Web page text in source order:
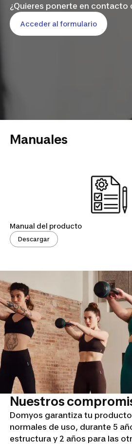
¿Quieres ponerte en contacto
Acceder al formulario
Manuales
Manual del producto
Descargar
Nuestros
Domyos garantiza tu
normales de uso, durante 5
estructura y 2 años para las